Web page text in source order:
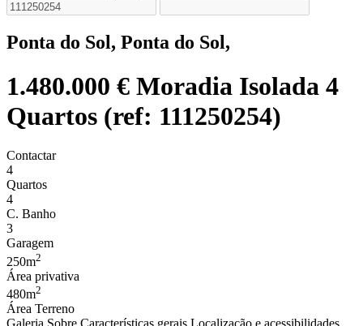
Ponta do Sol, Ponta do Sol,
1.480.000 € Moradia Isolada 4
Quartos (ref: 111250254)
Contactar
4
Quartos
4
C. Banho
3
Garagem
250m2
Área privativa
480m2
Área Terreno
Galeria Sobre Características gerais Localização e acessibilidades